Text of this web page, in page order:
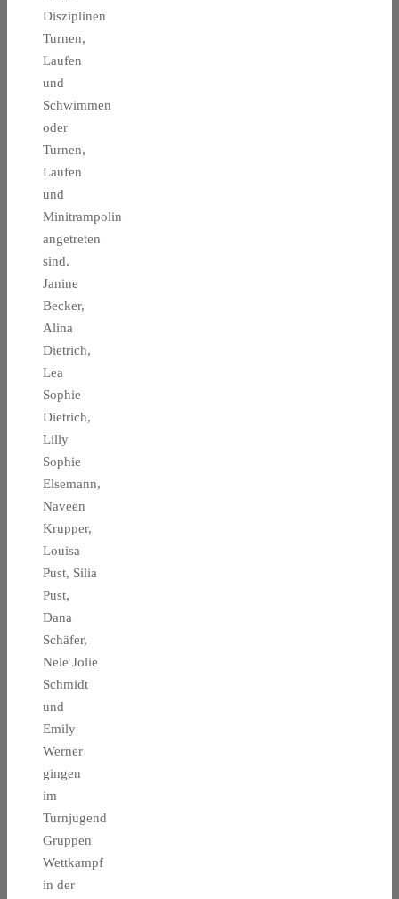
Disziplinen
Turnen,
Laufen
und
Schwimmen
oder
Turnen,
Laufen
und
Minitrampolin
angetreten
sind.
Janine
Becker,
Alina
Dietrich,
Lea
Sophie
Dietrich,
Lilly
Sophie
Elsemann,
Naveen
Krupper,
Louisa
Pust, Silia
Pust,
Dana
Schäfer,
Nele Jolie
Schmidt
und
Emily
Werner
gingen
im
Turnjugend
Gruppen
Wettkampf
in der